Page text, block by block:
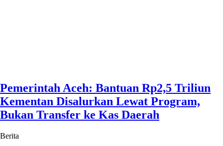
Pemerintah Aceh: Bantuan Rp2,5 Triliun
Kementan Disalurkan Lewat Program,
Bukan Transfer ke Kas Daerah
Berita